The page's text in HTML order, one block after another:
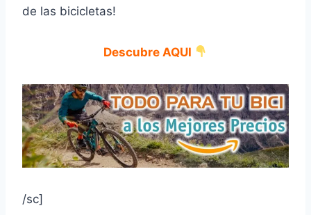
de las bicicletas!
Descubre AQUI
/sc]